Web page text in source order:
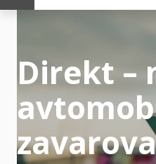
Direkt –